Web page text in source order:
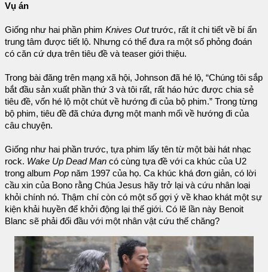
Vụ án
Giống như hai phần phim Knives Outtrước, rất ít chi tiết về bí ẩn
trung tâm được tiết lộ. Nhưng có thể đưa ra một số phỏng đoán
có căn cứ dựa trên tiêu đề và teaser giới thiệu.
Trong bài đăng trên mạng xã hội, Johnson đã hé lộ, “Chúng tôi sắp
bắt đầu sản xuất phần thứ 3 và tôi rất, rất háo hức được chia sẻ
tiêu đề, vốn hé lộ một chút về hướng đi của bộ phim.” Trong từng
bộ phim, tiêu đề đã chứa đựng một manh mối về hướng đi của
câu chuyện.
Giống như hai phần trước, tựa phim lấy tên từ một bài hát nhạc
rock. Wake Up Dead Man có cùng tựa đề với ca khúc của U2
trong album Pop năm 1997 của họ. Ca khúc khá đơn giản, có lời
cầu xin của Bono rằng Chúa Jesus hãy trở lại và cứu nhân loại
khỏi chính nó. Thậm chí còn có một số gợi ý về khao khát một sự
kiện khải huyền để khởi động lại thế giới. Có lẽ lần này Benoit
Blanc sẽ phải đối đầu với một nhân vật cứu thế chăng?